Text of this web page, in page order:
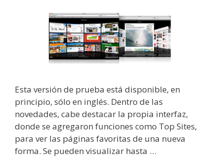
Esta versión de prueba está disponible, en
principio, sólo en inglés. Dentro de las
novedades, cabe destacar la propia interfaz,
donde se agregaron funciones como Top Sites,
para ver las páginas favoritas de una nueva
forma. Se pueden visualizar hasta …